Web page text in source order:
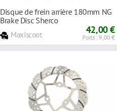
Disque de frein arrière 180mm NG
Brake Disc Sherco
Maxiscoot 42,00 €
Ports : 9,00 €